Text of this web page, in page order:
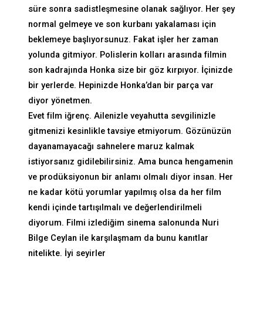
süre sonra sadistleşmesine olanak sağlıyor. Her şey
normal gelmeye ve son kurbanı yakalaması için
beklemeye başlıyorsunuz. Fakat işler her zaman
yolunda gitmiyor. Polislerin kolları arasında filmin
son kadrajında Honka size bir göz kırpıyor. İçinizde
bir yerlerde. Hepinizde Honka’dan bir parça var
diyor yönetmen.
Evet film iğrenç. Ailenizle veyahutta sevgilinizle
gitmenizi kesinlikle tavsiye etmiyorum. Gözünüzün
dayanamayacağı sahnelere maruz kalmak
istiyorsanız gidilebilirsiniz. Ama bunca hengamenin
ve prodüksiyonun bir anlamı olmalı diyor insan. Her
ne kadar kötü yorumlar yapılmış olsa da her film
kendi içinde tartışılmalı ve değerlendirilmeli
diyorum. Filmi izlediğim sinema salonunda Nuri
Bilge Ceylan ile karşılaşmam da bunu kanıtlar
nitelikte. İyi seyirler